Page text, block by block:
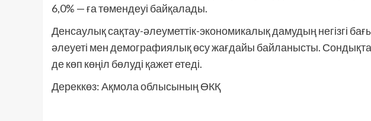
6,0% — ға төмендеуі байқалады.
Денсаулық сақтау-әлеуметтік-экономикалық дамудың негізгі
әлеуеті мен демографиялық өсу жағдайы байланысты.
де көп көңіл бөлуді қажет етеді.
Дереккөз: Ақмола облысының ӨКҚ